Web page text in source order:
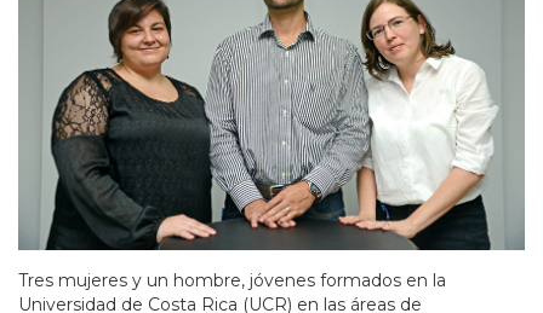
Tres mujeres y un hombre, jóvenes formados en la
Universidad de Costa Rica (UCR) en las áreas de